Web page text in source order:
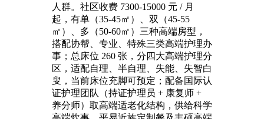
人群。社区收费 7300-15000 元 / 月
起，有单（35-45㎡）、双（45-55
㎡）、多（50-60㎡）三种高端房型，
搭配协帮、专业、特殊三类高端护理办
事；总床位 260 张，分四大高端护理分
区，适配自理、半自理、失能、失智白
叟，当前床位充脚可预定；配备国际认
证护理团队（持证护理员 + 康复师 +
养分师）取高端适老化结构，供给科学